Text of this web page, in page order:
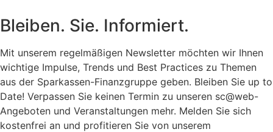
Bleiben. Sie. Informiert.
Mit unserem regelmäßigen Newsletter möchten wir Ihnen
wichtige Impulse, Trends und Best Practices zu Themen
aus der Sparkassen-Finanzgruppe geben. Bleiben Sie up to
Date! Verpassen Sie keinen Termin zu unseren sc@web-
Angeboten und Veranstaltungen mehr. Melden Sie sich
kostenfrei an und profitieren Sie von unserem